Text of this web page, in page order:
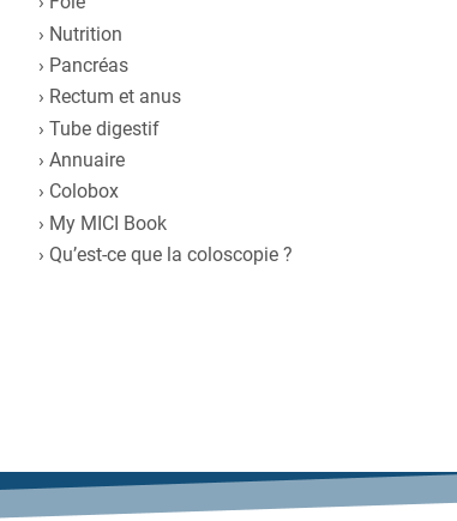
Nutrition
Pancréas
Rectum et anus
Tube digestif
Annuaire
Colobox
My MICI Book
Qu’est-ce que la coloscopie ?